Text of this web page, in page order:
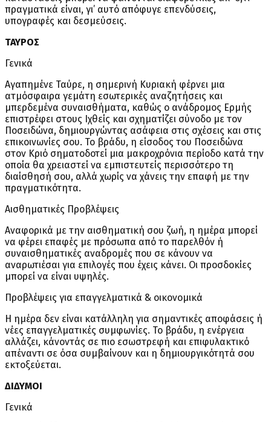
πραγματικά είναι, γι’ αυτό απόφυγε επενδύσεις,
υπογραφές και δεσμεύσεις.
ΤΑΥΡΟΣ
Γενικά
Αγαπημένε Ταύρε, η σημερινή Κυριακή φέρνει μια
ατμόσφαιρα γεμάτη εσωτερικές αναζητήσεις και
μπερδεμένα συναισθήματα, καθώς ο ανάδρομος Ερμής
επιστρέφει στους Ιχθείς και σχηματίζει σύνοδο με τον
Ποσειδώνα, δημιουργώντας ασάφεια στις σχέσεις και στις
επικοινωνίες σου. Το βράδυ, η είσοδος του Ποσειδώνα
στον Κριό σηματοδοτεί μια μακροχρόνια περίοδο κατά την
οποία θα χρειαστεί να εμπιστευτείς περισσότερο τη
διαίσθησή σου, αλλά χωρίς να χάνεις την επαφή με την
πραγματικότητα.
Αισθηματικές Προβλέψεις
Αναφορικά με την αισθηματική σου ζωή, η ημέρα μπορεί
να φέρει επαφές με πρόσωπα από το παρελθόν ή
συναισθηματικές αναδρομές που σε κάνουν να
αναρωτιέσαι για επιλογές που έχεις κάνει. Οι προσδοκίες
μπορεί να είναι υψηλές.
Προβλέψεις για επαγγελματικά & οικονομικά
Η ημέρα δεν είναι κατάλληλη για σημαντικές αποφάσεις ή
νέες επαγγελματικές συμφωνίες. Το βράδυ, η ενέργεια
αλλάζει, κάνοντάς σε πιο εσωστρεφή και επιφυλακτικό
απέναντι σε όσα συμβαίνουν και η δημιουργικότητά σου
εκτοξεύεται.
ΔΙΔΥΜΟΙ
Γενικά